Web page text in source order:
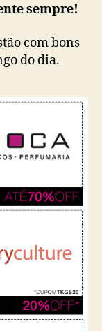
sempre!
com bons
do dia.